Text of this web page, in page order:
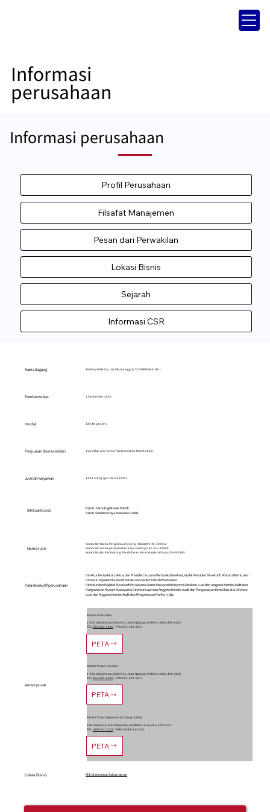
Nama dagang Techno Smile Co., Ltd. [Nama Inggris: TECHNOSMILE, INC.]
Pembentukan 1 September 2000
modal 229,49 juta yen
Penjualan (konsolidasi) 11,2 miliar yen (tahun fiskal berakhir Maret 2025)
Jumlah karyawan 1.922 orang (per Maret 2025)
Ikhtisar bisnis
Bisnis Teknologi Bisnis Pabrik
Bisnis Sumber Daya Manusia Global
Nomor izin
Nomor Izin Usaha Pengiriman Pekerja (Dispatch) 40-300912
Nomor izin usaha penempatan kerja berbayar 40-Yu-120008
Nomor Badan Pendukung Pendaftaran Keterampilan Khusus 19-000395
Para eksekutif perusahaan
Direktur Perwakilan, Ketua dan Presiden: Yuzuru Mamizuka Direktur, Wakil Presiden Eksekutif: Wataru Mamizuka
Direktur, Pejabat Eksekutif Pelaksana Senior: Hitoshi Watanabe
Direktur dan Pejabat Eksekutif Pelaksana Senior Masayoshi Koyama Direktur Luar dan Anggota Komite Audit dan
Pengawasan Kiyoaki Kuwayama Direktur Luar dan Anggota Komite Audit dan Pengawasan Kenta Kusaka Direktur
Luar dan Anggota Komite Audit dan Pengawasan Noriko Ichijo
kantor pusat
Kantor Pusat Aichi
2-502 Sakaimatsu, Midori-ku, Kota Nagoya, Prefektur Aichi, 458-0820
TEL:052-602-6910/ FAX: 052-602-6911
PETA
Kantor Pusat Fukuoka
2-502 Sakaimatsu, Midori-ku, Kota Nagoya, Prefektur Aichi, 458-0820
TEL:052-602-6910/ FAX: 052-602-6911
PETA
Kantor Pusat Miyawaka (Cabang Utama)
236 Takehara, Kota Miyawaka, Prefektur Fukuoka, 822-0142
TEL:0949-52-3232 / FAKS: 0949-52-3290
PETA
Lokasi Bisnis Klik di sini untuk lokasi bisnis
Informasi perusahaan
Profil Perusahaan
Filsafat Manajemen
Pesan dari Perwakilan
Lokasi Bisnis
Sejarah
Informasi CSR
Informasi
perusahaan